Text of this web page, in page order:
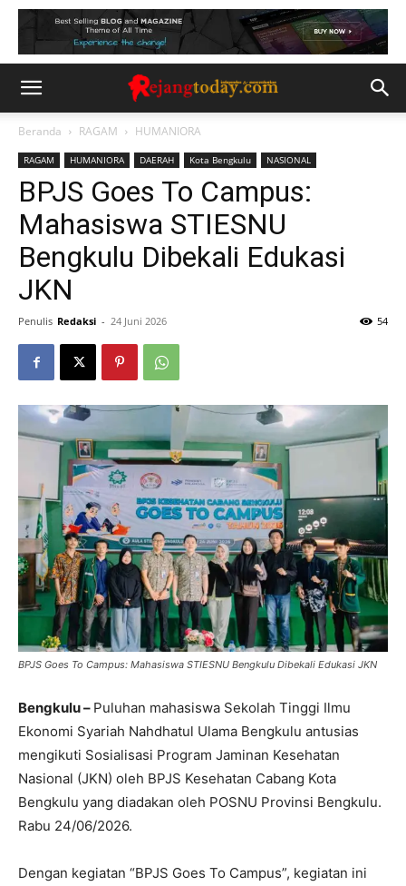
Beranda RAGAM HUMANIORA
RAGAM HUMANIORA DAERAH Kota Bengkulu NASIONAL
BPJS Goes To Campus:
Mahasiswa STIESNU
Bengkulu Dibekali Edukasi
JKN
Penulis Redaksi - 24 Juni 2026 54
BPJS Goes To Campus: Mahasiswa STIESNU Bengkulu Dibekali Edukasi JKN
Bengkulu – Puluhan mahasiswa Sekolah Tinggi Ilmu
Ekonomi Syariah Nahdhatul Ulama Bengkulu antusias
mengikuti Sosialisasi Program Jaminan Kesehatan
Nasional (JKN) oleh BPJS Kesehatan Cabang Kota
Bengkulu yang diadakan oleh POSNU Provinsi Bengkulu.
Rabu 24/06/2026.
Dengan kegiatan “BPJS Goes To Campus”, kegiatan ini